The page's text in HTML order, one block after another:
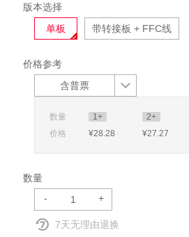
版本选择
单板
带转接板 + FFC线
价格参考
含普票
数量 1+ 2+
价格
¥28.28 ¥27.27
数量
-
+
7天无理由退换